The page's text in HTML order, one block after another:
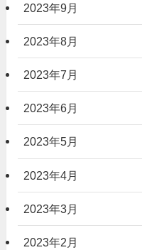
2023年9月
2023年8月
2023年7月
2023年6月
2023年5月
2023年4月
2023年3月
2023年2月